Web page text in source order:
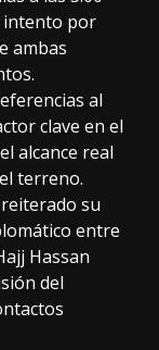
intento por
ambas
al
clave en el
alcance real
terreno.
su
entre
Hassan
del